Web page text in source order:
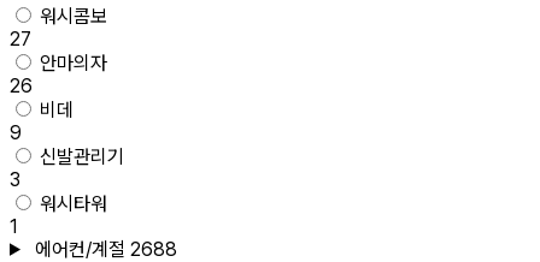
워시콤보
27
안마의자
26
비데
9
신발관리기
3
워시타워
1
에어컨/계절 2688